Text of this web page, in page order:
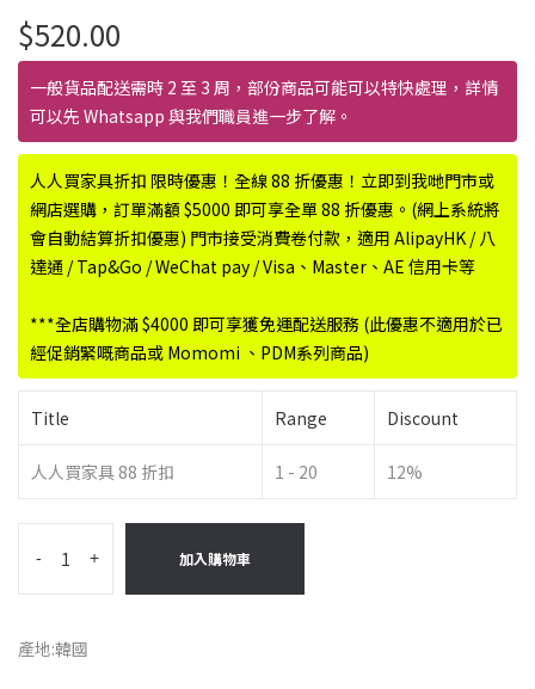
$520.00
一般貨品配送需時 2 至 3 周，部份商品可能可以特快處理，詳情
可以先 Whatsapp 與我們職員進一步了解。
人人買家具折扣 限時優惠！全線 88 折優惠！立即到我哋門市或
網店選購，訂單滿額 $5000 即可享全單 88 折優惠。(網上系統將
會自動結算折扣優惠) 門市接受消費卷付款，適用 AlipayHK / 八
達通 / Tap&Go / WeChat pay / Visa、Master、AE 信用卡等
***全店購物滿 $4000 即可享獲免運配送服務 (此優惠不適用於已
經促銷緊嘅商品或 Momomi 、PDM系列商品)
Title Range Discount
人人買家具 88 折扣 1 - 20 12%
- + 加入購物車
產地:韓國